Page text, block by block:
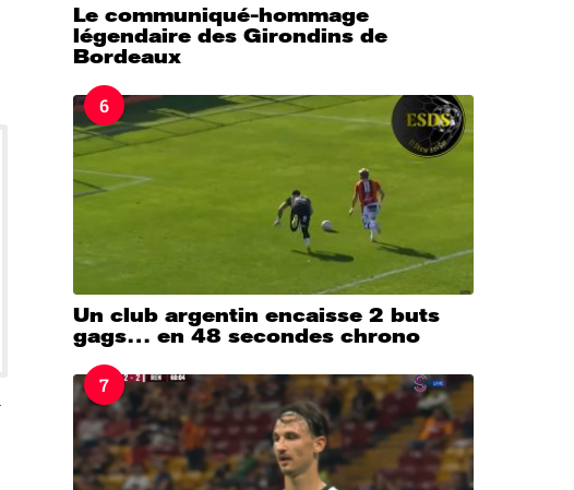
Le communiqué-hommage
légendaire des Girondins de
Bordeaux
6
Un club argentin encaisse 2 buts
gags… en 48 secondes chrono
7